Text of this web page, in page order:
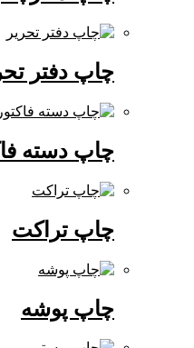
چاپ دفتر تحریر
چاپ دسته فاکتور
چاپ تراکت
چاپ پوشه